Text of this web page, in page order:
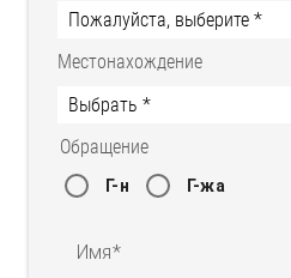
Местонахождение
Обращение
Г-н Г-жа
Имя